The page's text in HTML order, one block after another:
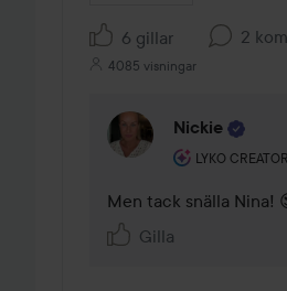
6 gillar 2
4085 visningar
Nickie
LYKO CREATOR
Användarens
Men tack snälla Nina!
Gilla